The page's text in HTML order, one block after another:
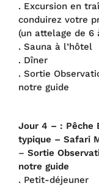
. Excursion en
conduirez votre
(un attelage de 6
. Sauna à l’hôtel
. Dîner
. Sortie
notre guide
Jour 4 – : Pêche
typique – Safari
– Sortie
notre guide
. Petit-déjeuner